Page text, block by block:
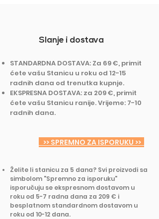
Slanje i dostava
STANDARDNA DOSTAVA: Za 69 €, primit
ćete vašu Stanicu u roku od 12-15
radnih dana od trenutka kupnje.
EKSPRESNA DOSTAVA: za 209 €, primit
ćete vašu Stanicu ranije. Vrijeme: 7-10
radnih dana.
>> SPREMNO ZA ISPORUKU >>
Želite li stanicu za 5 dana? Svi proizvodi sa
simbolom "Spremno za isporuku"
isporučuju se ekspresnom dostavom u
roku od 5-7 radna dana za 209 € i
besplatnom standardnom dostavom u
roku od 10-12 dana.